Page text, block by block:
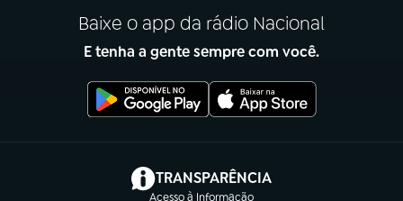
Baixe o app da rádio Nacional
E tenha a gente sempre com você.
TRANSPARÊNCIA
Acesso à Informação
(abre em nova aba)